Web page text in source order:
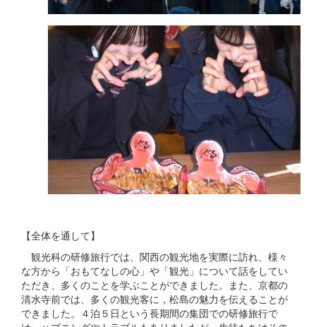
【全体を通して】
観光科の研修旅行では、関西の観光地を実際に訪れ、様々
な方から「おもてなしの心」や「観光」について話をしてい
ただき、多くのことを学ぶことができました。また、京都の
清水寺前では、多くの観光客に，松島の魅力を伝えることが
できました。４泊５日という長期間の集団での研修旅行で